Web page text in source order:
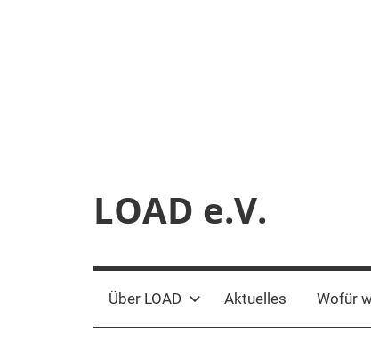
LOAD e.V.
für
liberale
Über LOAD Aktuelles Wofür